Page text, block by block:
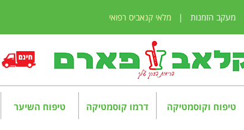
מעקב הזמנות | מלאי קנאביס רפואי
טיפוח וקוסמטיקה דרמו קוסמטיקה טיפוח השיער